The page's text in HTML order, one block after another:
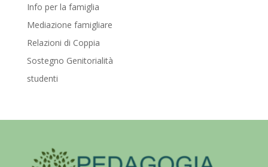
Info per la famiglia
Mediazione famigliare
Relazioni di Coppia
Sostegno Genitorialità
studenti